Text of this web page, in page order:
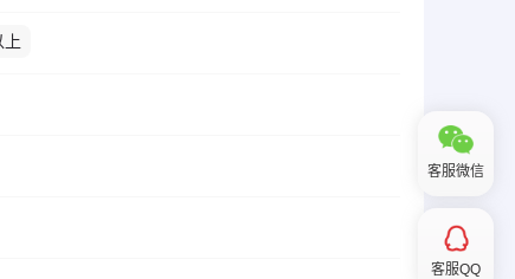
上
客服微信
客服QQ